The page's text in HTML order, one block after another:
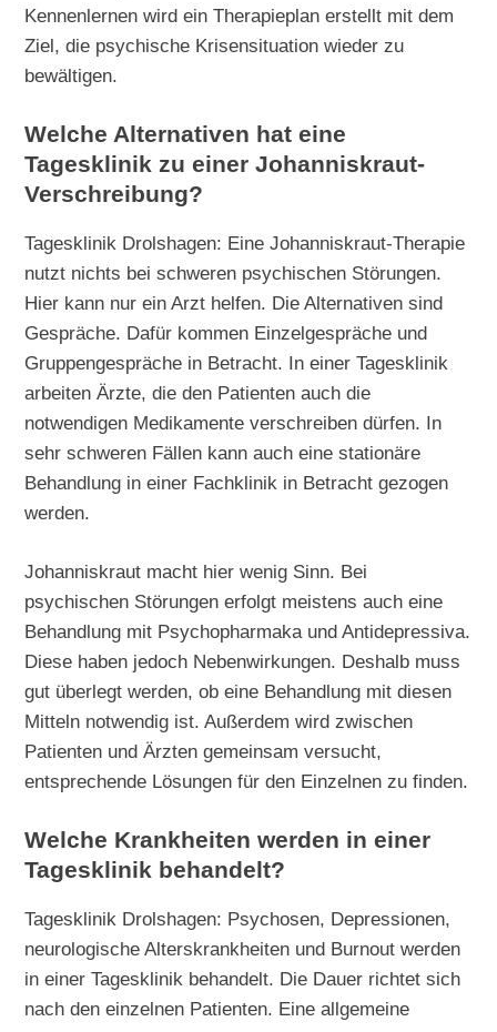
Kennenlernen wird ein Therapieplan erstellt mit dem
Ziel, die psychische Krisensituation wieder zu
bewältigen.
Welche Alternativen hat eine
Tagesklinik zu einer Johanniskraut-
Verschreibung?
Tagesklinik Drolshagen: Eine Johanniskraut-Therapie
nutzt nichts bei schweren psychischen Störungen.
Hier kann nur ein Arzt helfen. Die Alternativen sind
Gespräche. Dafür kommen Einzelgespräche und
Gruppengespräche in Betracht. In einer Tagesklinik
arbeiten Ärzte, die den Patienten auch die
notwendigen Medikamente verschreiben dürfen. In
sehr schweren Fällen kann auch eine stationäre
Behandlung in einer Fachklinik in Betracht gezogen
werden.
Johanniskraut macht hier wenig Sinn. Bei
psychischen Störungen erfolgt meistens auch eine
Behandlung mit Psychopharmaka und Antidepressiva.
Diese haben jedoch Nebenwirkungen. Deshalb muss
gut überlegt werden, ob eine Behandlung mit diesen
Mitteln notwendig ist. Außerdem wird zwischen
Patienten und Ärzten gemeinsam versucht,
entsprechende Lösungen für den Einzelnen zu finden.
Welche Krankheiten werden in einer
Tagesklinik behandelt?
Tagesklinik Drolshagen: Psychosen, Depressionen,
neurologische Alterskrankheiten und Burnout werden
in einer Tagesklinik behandelt. Die Dauer richtet sich
nach den einzelnen Patienten. Eine allgemeine